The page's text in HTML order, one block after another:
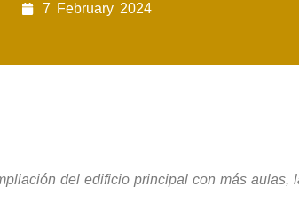
7 February 2024
del edificio principal con más